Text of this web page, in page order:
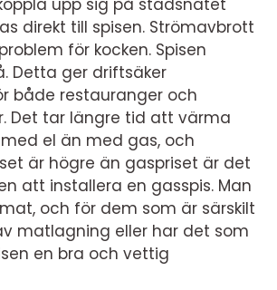
upp sig på stadsnätet
direkt till spisen. Strömavbrott
för kocken. Spisen
Detta ger driftsäker
både restauranger och
Det tar längre tid att värma
el än med gas, och
är högre än gaspriset är det
att installera en gasspis. Man
och för dem som är särskilt
matlagning eller har det som
en bra och vettig